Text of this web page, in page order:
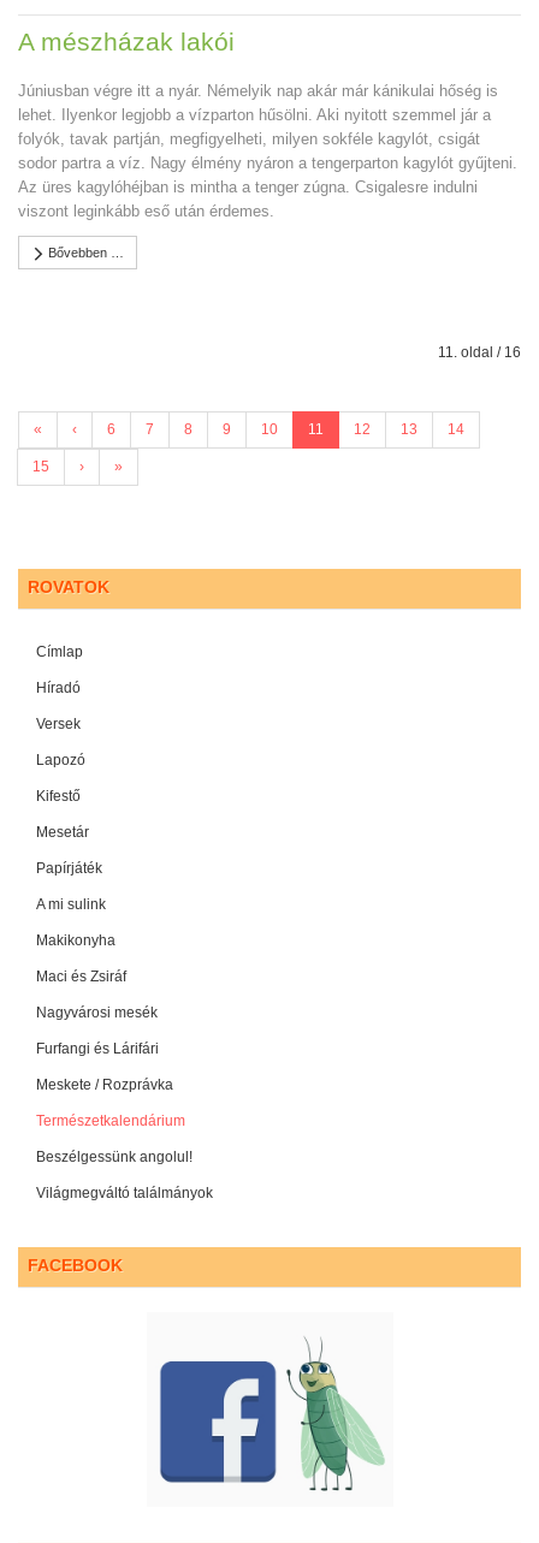
A mészházak lakói
Júniusban végre itt a nyár. Némelyik nap akár már kánikulai hőség is
lehet. Ilyenkor legjobb a vízparton hűsölni. Aki nyitott szemmel jár a
folyók, tavak partján, megfigyelheti, milyen sokféle kagylót, csigát
sodor partra a víz. Nagy élmény nyáron a tengerparton kagylót gyűjteni.
Az üres kagylóhéjban is mintha a tenger zúgna. Csigalesre indulni
viszont leginkább eső után érdemes.
Bővebben …
11. oldal / 16
« ‹ 6 7 8 9 10 11 12 13 14
15 › »
ROVATOK
Címlap
Híradó
Versek
Lapozó
Kifestő
Mesetár
Papírjáték
A mi sulink
Makikonyha
Maci és Zsiráf
Nagyvárosi mesék
Furfangi és Lárifári
Meskete / Rozprávka
Természetkalendárium
Beszélgessünk angolul!
Világmegváltó találmányok
FACEBOOK